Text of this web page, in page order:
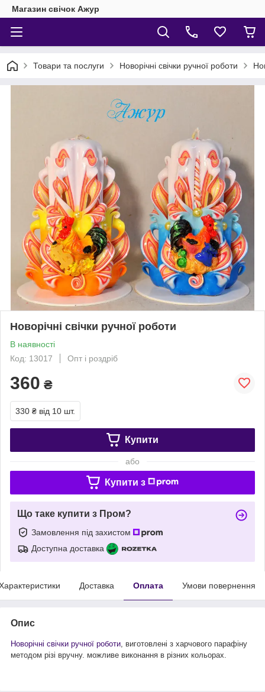
Магазин свічок Ажур
Товари та послуги Новорічні свічки ручної роботи
Новорічні свічки ручної роботи
В наявності
Код: 13017
Опт і роздріб
360 ₴
330 ₴ від 10 шт.
Купити
або
Купити з
Що таке купити з Пром?
Замовлення під захистом
Доступна доставка
Доставка Оплата Умови повернення
Опис
Новорічні свічки ручної роботи , виготовлені з харчового парафіну
методом різі вручну. можливе виконання в різних кольорах.